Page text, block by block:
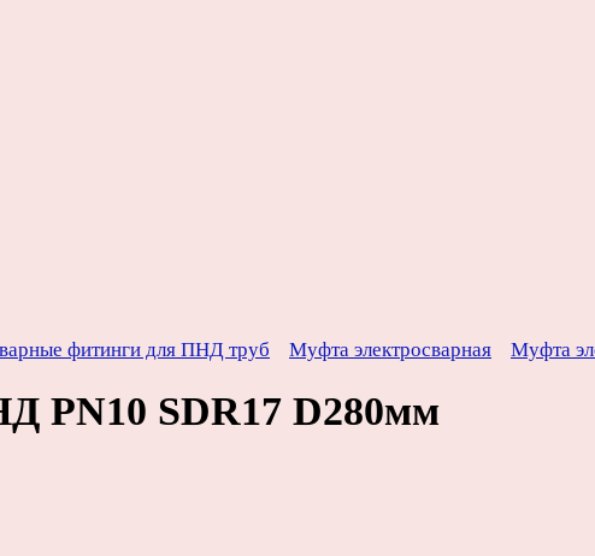
фитинги для ПНД труб Муфта электросварная Муфта
PN10 SDR17 D280мм